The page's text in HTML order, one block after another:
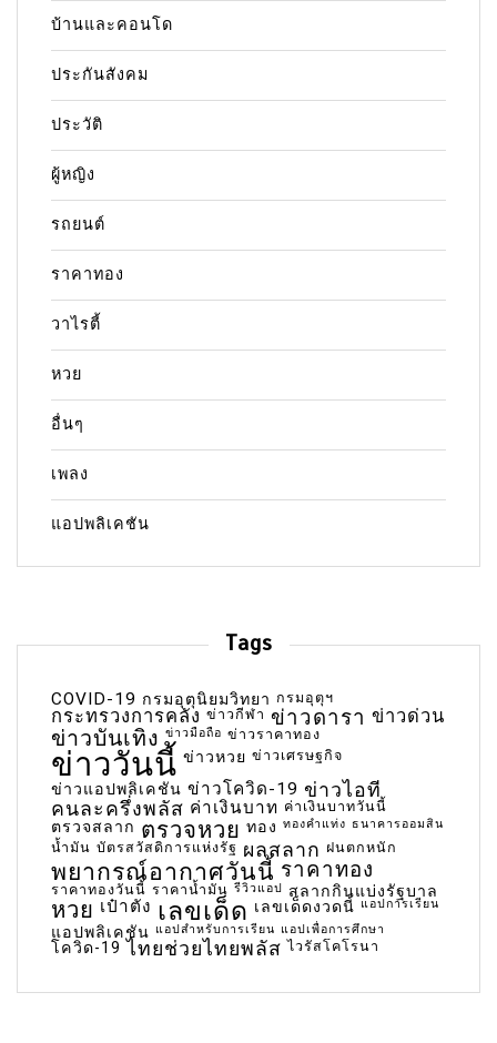
บ้านและคอนโด
ประกันสังคม
ประวัติ
ผู้หญิง
รถยนต์
ราคาทอง
วาไรตี้
หวย
อื่นๆ
เพลง
แอปพลิเคชัน
Tags
COVID-19 กรมอุตุนิยมวิทยา กรมอุตุฯ
กระทรวงการคลัง ข่าวกีฬา ข่าวดารา ข่าวด่วน
ข่าวบันเทิง ข่าวมือถือ ข่าวราคาทอง
ข่าววันนี้ ข่าวหวย ข่าวเศรษฐกิจ
ข่าวแอปพลิเคชัน ข่าวโควิด-19 ข่าวไอที
คนละครึ่งพลัส ค่าเงินบาท ค่าเงินบาทวันนี้
ตรวจสลาก ตรวจหวย ทอง ทองคำแท่ง ธนาคารออมสิน
น้ำมัน บัตรสวัสดิการแห่งรัฐ ผลสลาก ฝนตกหนัก
พยากรณ์อากาศวันนี้ ราคาทอง
ราคาทองวันนี้ ราคาน้ำมัน รีวิวแอป สลากกินแบ่งรัฐบาล
หวย เป๋าตัง เลขเด็ด เลขเด็ดงวดนี้ แอปการเรียน
แอปพลิเคชัน แอปสำหรับการเรียน แอปเพื่อการศึกษา
โควิด-19 ไทยช่วยไทยพลัส ไวรัสโคโรนา